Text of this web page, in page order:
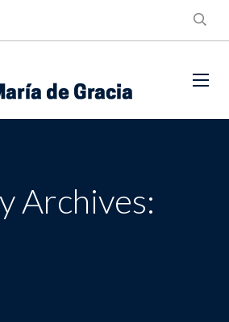
Archives: